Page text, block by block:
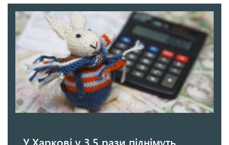
У Харкові у 3,5 рази піднімуть